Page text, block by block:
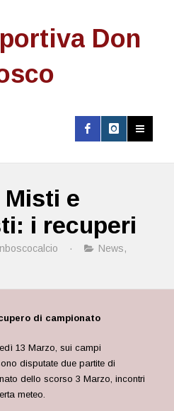
Don
Misti e
i recuperi
· News,
di campionato
13 Marzo, sui campi
disputate due partite di
dello scorso 3 Marzo, incontri
meteo.